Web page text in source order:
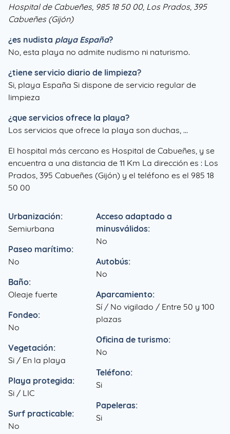
Hospital de Cabueñes, 985 18 50 00, Los Prados, 395
Cabueñes (Gijón)
¿es nudista playa España?
No, esta playa no admite nudismo ni naturismo.
¿tiene servicio diario de limpieza?
Si, playa España Si dispone de servicio regular de
limpieza
¿que servicios ofrece la playa?
Los servicios que ofrece la playa son duchas, ...
El hospital más cercano es Hospital de Cabueñes, y se
encuentra a una distancia de 11 Km La dirección es : Los
Prados, 395 Cabueñes (Gijón) y el teléfono es el 985 18
50 00
Urbanización:
Semiurbana
Paseo marítimo:
No
Baño:
Oleaje fuerte
Fondeo:
No
Vegetación:
Si / En la playa
Playa protegida:
Si / LIC
Surf practicable:
No
Acceso adaptado a
minusválidos:
No
Autobús:
No
Aparcamiento:
Sí / No vigilado / Entre 50 y 100
plazas
Oficina de turismo:
No
Teléfono:
Si
Papeleras:
Si